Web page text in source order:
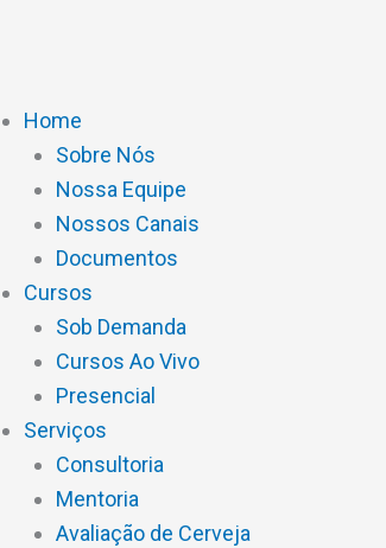
conteúdo
Home
Sobre Nós
Nossa Equipe
Nossos Canais
Documentos
Cursos
Sob Demanda
Cursos Ao Vivo
Presencial
Serviços
Consultoria
Mentoria
Avaliação de Cerveja